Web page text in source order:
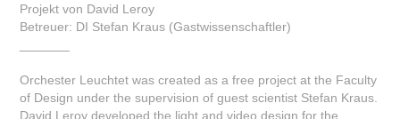
Projekt von David Leroy
Betreuer: DI Stefan Kraus (Gastwissenschaftler)
Orchester Leuchtet was created as a free project at the Faculty
of Design under the supervision of guest scientist Stefan Kraus.
David Leroy developed the light and video design for the